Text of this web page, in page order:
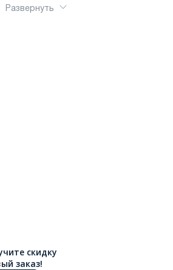
перчатки удобно купить и
Развернуть
скидку
заказ!